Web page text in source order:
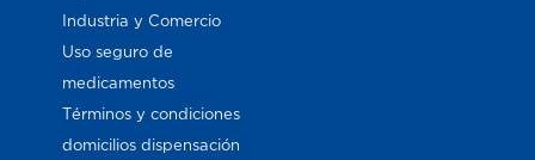
Industria y Comercio
Uso seguro de
medicamentos
Términos y condiciones
domicilios dispensación